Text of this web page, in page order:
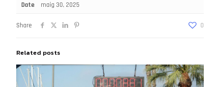
Date maig 30, 2025
Share 0
Related posts